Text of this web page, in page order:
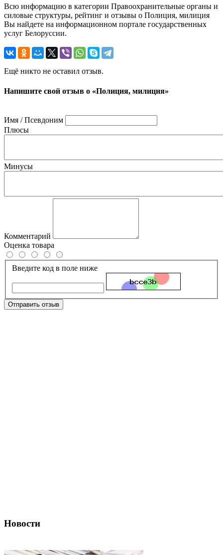
Всю информацию в категории Правоохранительные органы и
силовые структуры, рейтинг и отзывы о Полиция, милиция
Вы найдете на информационном портале государственных
услуг Белоруссии.
Ещё никто не оставил отзыв.
Напишите свой отзыв о «Полиция, милиция»
Имя / Псевдоним
Плюсы
Минусы
Комментарий
Оценка товара
Введите код в поле ниже
Отправить отзыв
Новости